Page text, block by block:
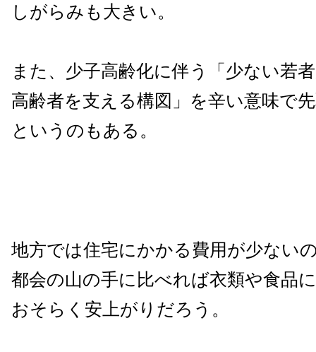
しがらみも大きい。
また、少子高齢化に伴う「少ない若
高齢者を支える構図」を辛い意味で
というのもある。
地方では住宅にかかる費用が少ない
都会の山の手に比べれば衣類や食品
おそらく安上がりだろう。